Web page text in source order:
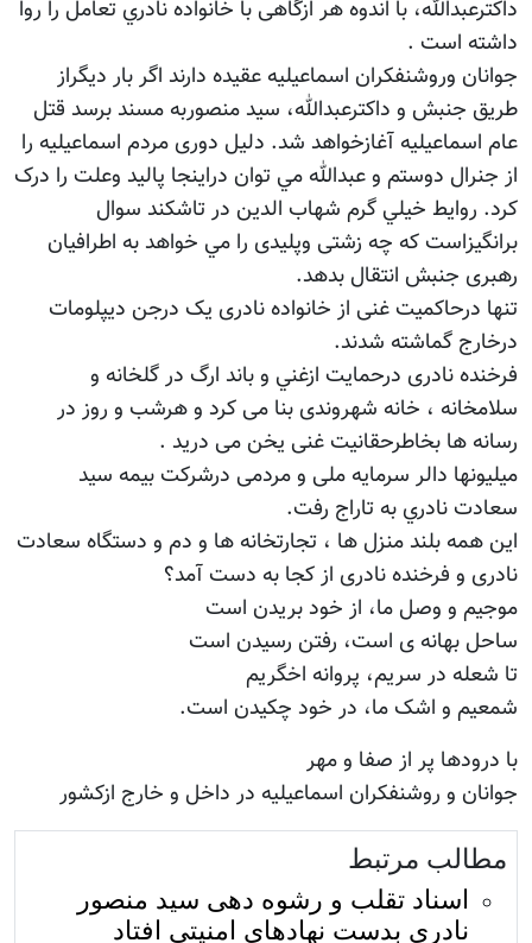
داکترعبدالله، با اندوه هر ازگاهی با خانواده نادري تعامل را روا
داشته است .
جوانان وروشنفکران اسماعيليه عقيده دارند اگر بار ديگراز
طريق جنبش و داکترعبدالله، سيد منصوربه مسند برسد قتل
عام اسماعيليه آغازخواهد شد. دليل دوری مردم اسماعيليه را
از جنرال دوستم و عبدالله مي توان دراينجا پاليد وعلت را درک
کرد. روایط خيلي گرم شهاب الدين در تاشکند سوال
برانگيزاست که چه زشتی وپليدی را مي خواهد به اطرافيان
رهبری جنبش انتقال بدهد.
تنها درحاکميت غنی از خانواده نادری يک درجن ديپلومات
درخارج گماشته شدند.
فرخنده نادری درحمايت ازغني و باند ارگ در گلخانه و
سلامخانه ، خانه شهروندی بنا می کرد و هرشب و روز در
رسانه ها بخاطرحقانيت غنی يخن می دريد .
ميليونها دالر سرمايه ملی و مردمی درشرکت بيمه سيد
سعادت نادري به تاراج رفت.
اين همه بلند منزل ها ، تجارتخانه ها و دم و دستگاه سعادت
نادری و فرخنده نادری از کجا به دست آمد؟
موجیم و وصل ما، از خود بریدن است
ساحل بهانه ی است، رفتن رسیدن است
تا شعله در سریم، پروانه اخگریم
شمعیم و اشک ما، در خود چکیدن است.
با درودها پر از صفا و مهر
جوانان و روشنفکران اسماعيليه در داخل و خارج ازکشور
مطالب مرتبط
اسناد تقلب و رشوه دهی سید منصور
نادری بدست نهادهای امنیتی افتاد